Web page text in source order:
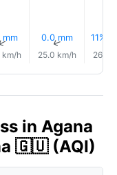
mm
km/h
0.0 mm
↑
25.0 km/h
11%
26.0
in Agana
🇬🇺 (AQI)